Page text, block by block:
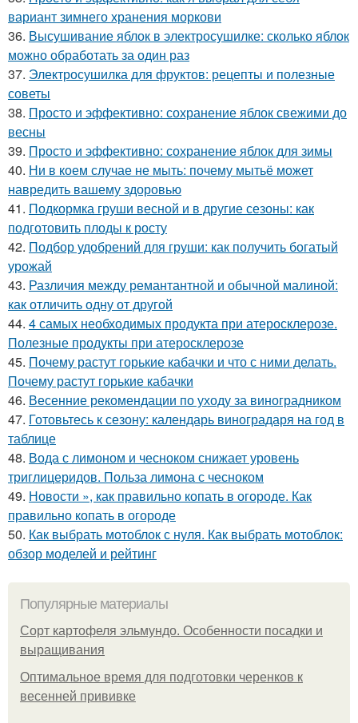
вариант зимнего хранения моркови
36. Высушивание яблок в электросушилке: сколько яблок
можно обработать за один раз
37. Электросушилка для фруктов: рецепты и полезные
советы
38. Просто и эффективно: сохранение яблок свежими до
весны
39. Просто и эффективно: сохранение яблок для зимы
40. Ни в коем случае не мыть: почему мытьё может
навредить вашему здоровью
41. Подкормка груши весной и в другие сезоны: как
подготовить плоды к росту
42. Подбор удобрений для груши: как получить богатый
урожай
43. Различия между ремантантной и обычной малиной:
как отличить одну от другой
44. 4 самых необходимых продукта при атеросклерозе.
Полезные продукты при атеросклерозе
45. Почему растут горькие кабачки и что с ними делать.
Почему растут горькие кабачки
46. Весенние рекомендации по уходу за виноградником
47. Готовьтесь к сезону: календарь виноградаря на год в
таблице
48. Вода с лимоном и чесноком снижает уровень
триглицеридов. Польза лимона с чесноком
49. Новости », как правильно копать в огороде. Как
правильно копать в огороде
50. Как выбрать мотоблок с нуля. Как выбрать мотоблок:
обзор моделей и рейтинг
Популярные материалы
Сорт картофеля эльмундо. Особенности посадки и
выращивания
Оптимальное время для подготовки черенков к
весенней прививке